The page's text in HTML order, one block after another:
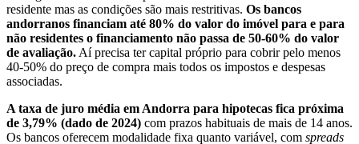
residente mas as condições são mais restritivas. Os bancos
andorranos financiam até 80% do valor do imóvel para e para
não residentes o financiamento não passa de 50-60% do valor
de avaliação. Aí precisa ter capital próprio para cobrir pelo menos
40-50% do preço de compra mais todos os impostos e despesas
associadas.
A taxa de juro média em Andorra para hipotecas fica próxima
de 3,79% (dado de 2024) com prazos habituais de mais de 14 anos.
Os bancos oferecem modalidade fixa quanto variável, com spreads